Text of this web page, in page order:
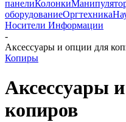
панелиКолонки
оборудованиеОргтехника
Носители Информации
-
Аксессуары и опции для
Копиры
Аксессуары
копиров